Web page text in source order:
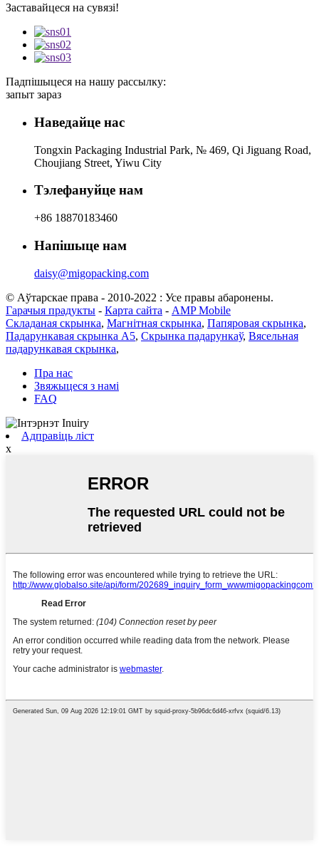
Заставайцеся на сувязі!
Падпішыцеся на нашу рассылку:
запыт зараз
Наведайце нас
Tongxin Packaging Industrial Park, № 469, Qi Jiguang Road,
Choujiang Street, Yiwu City
Тэлефануйце нам
+86 18870183460
Напішыце нам
daisy@migopacking.com
© Аўтарскае права - 2010-2022 : Усе правы абаронены.
Гарачыя прадукты - Карта сайта - AMP Mobile
Складаная скрынка, Магнітная скрынка, Папяровая скрынка,
Падарункавая скрынка А5, Скрынка падарункаў, Вясельная
падарункавая скрынка,
Пра нас
Звяжыцеся з намі
FAQ
Адправіць ліст
x